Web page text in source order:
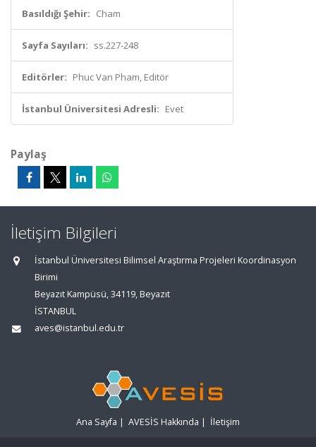
Basıldığı Şehir: Cham
Sayfa Sayıları: ss.227-248
Editörler: Phuc Van Pham, Editör
İstanbul Üniversitesi Adresli: Evet
Paylaş
İletişim Bilgileri
İstanbul Üniversitesi Bilimsel Araştırma Projeleri Koordinasyon
Birimi
Beyazıt Kampüsü, 34119, Beyazıt
İSTANBUL
aves@istanbul.edu.tr
Ana Sayfa | AVESİS Hakkında | İletişim